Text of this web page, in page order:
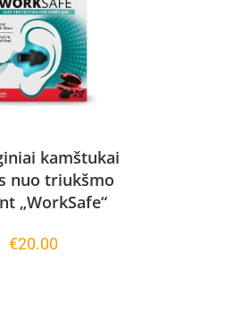
kamštukai
nuo triukšmo
„WorkSafe“
€20.00